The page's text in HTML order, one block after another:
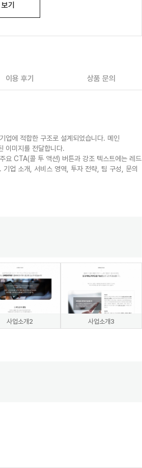
기
이용 후기 상품 문의
업에 적합한 구조로 설계되었습니다. 메인
이미지를 전달합니다.
요 CTA(콜 투 액션) 버튼과 강조 텍스트에는 레드
업 소개, 서비스 영역, 투자 전략, 팀 구성, 문의
사업소개2 사업소개3